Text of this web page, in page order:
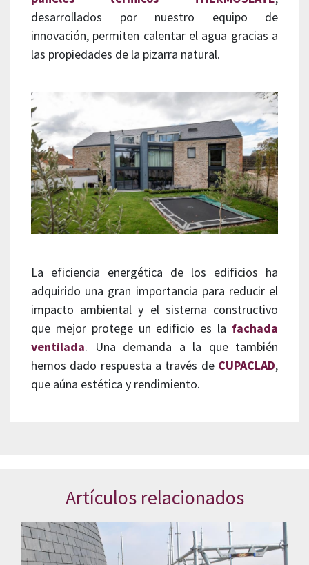
desarrollados por nuestro equipo de
innovación, permiten calentar el agua gracias a
las propiedades de la pizarra natural.
La eficiencia energética de los edificios ha
adquirido una gran importancia para reducir el
impacto ambiental y el sistema constructivo
que mejor protege un edificio es la fachada
ventilada. Una demanda a la que también
hemos dado respuesta a través de CUPACLAD,
que aúna estética y rendimiento.
Artículos relacionados